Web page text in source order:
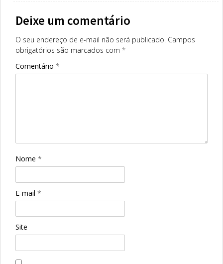
Deixe um comentário
O seu endereço de e-mail não será publicado. Campos
obrigatórios são marcados com *
Comentário *
Nome *
E-mail *
Site